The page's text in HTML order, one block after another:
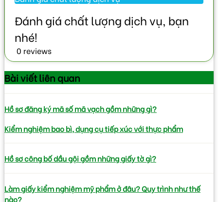
0 reviews
Bài viếtliên quan
Hồ sơ đăng ký mã số mã vạch gồm những gì?
Kiểm nghiệm bao bì, dụng cụ tiếp xúc với thực phẩm
Hồ sơ công bố dầu gội gồm những giấy tờ gì?
Làm giấy kiểm nghiệm mỹ phẩm ở đâu? Quy trình như thế
nào?